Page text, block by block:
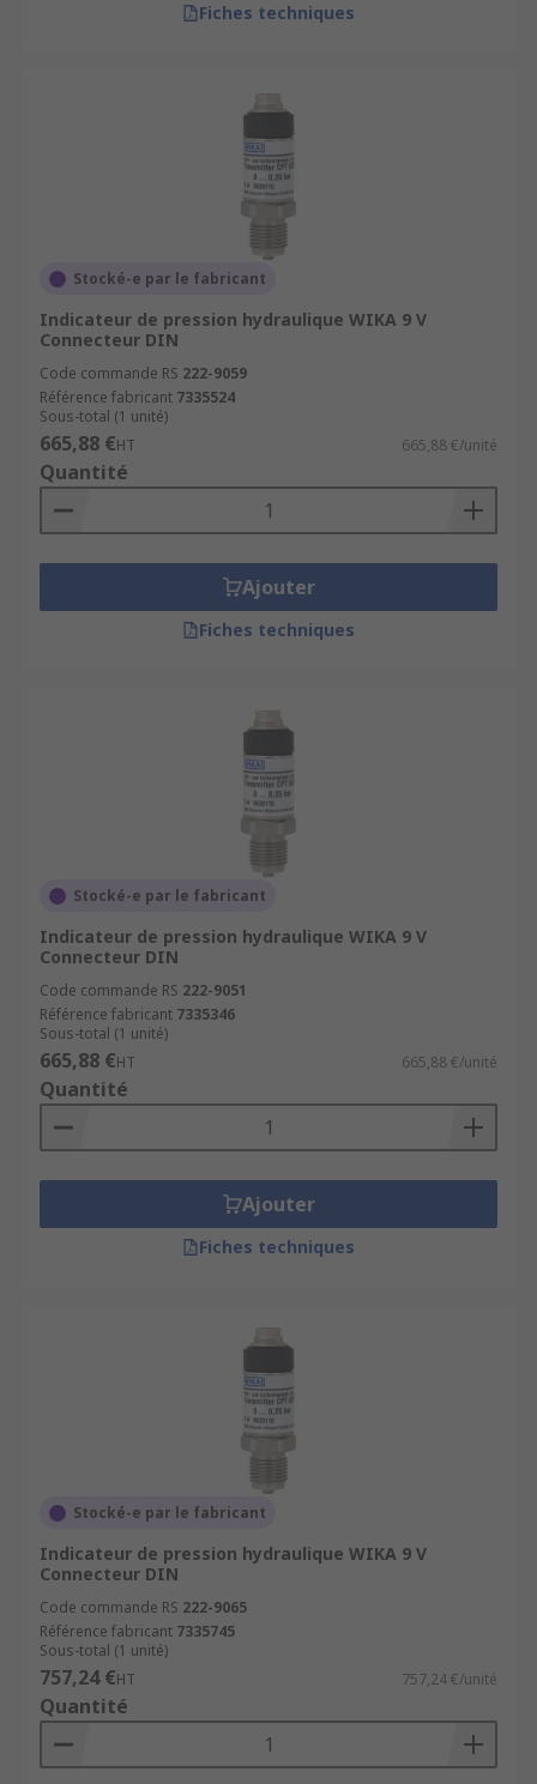
Fiches techniques
Stocké-e par le fabricant
Indicateur de pression hydraulique WIKA 9 V
Connecteur DIN
Code commande RS 222-9059
Référence fabricant 7335524
Sous-total (1 unité)
665,88 €HT 665,88 €/unité
Quantité
Ajouter
Fiches techniques
Stocké-e par le fabricant
Indicateur de pression hydraulique WIKA 9 V
Connecteur DIN
Code commande RS 222-9051
Référence fabricant 7335346
Sous-total (1 unité)
665,88 €HT 665,88 €/unité
Quantité
Ajouter
Fiches techniques
Stocké-e par le fabricant
Indicateur de pression hydraulique WIKA 9 V
Connecteur DIN
Code commande RS 222-9065
Référence fabricant 7335745
Sous-total (1 unité)
757,24 €HT 757,24 €/unité
Quantité